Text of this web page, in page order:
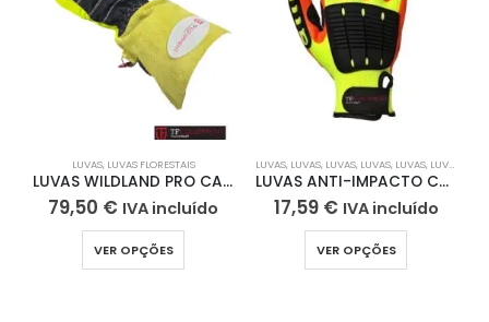
LUVAS, LUVAS FLORESTAIS
LUVAS WILDLAND PRO CANO LONGO TFEQUIPMENT
79,50 € IVA incluído
VER OPÇÕES
LUVAS, LUVAS, LUVAS, LUVAS, LUVAS, LUVAS
LUVAS ANTI-IMPACTO Cat.II A721
17,59 € IVA incluído
VER OPÇÕES